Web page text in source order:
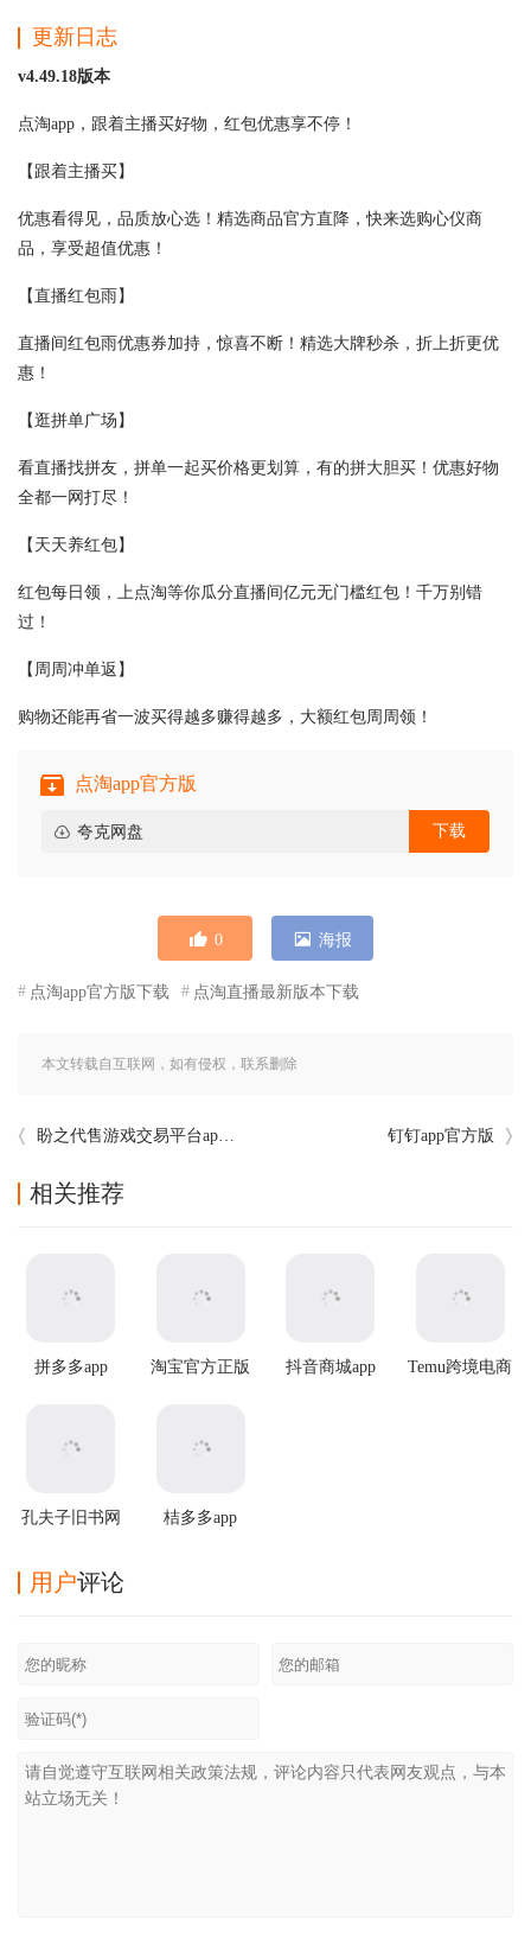
更新日志
v4.49.18版本
点淘app，跟着主播买好物，红包优惠享不停！
【跟着主播买】
优惠看得见，品质放心选！精选商品官方直降，快来选购心仪商
品，享受超值优惠！
【直播红包雨】
直播间红包雨优惠券加持，惊喜不断！精选大牌秒杀，折上折更优
惠！
【逛拼单广场】
看直播找拼友，拼单一起买价格更划算，有的拼大胆买！优惠好物
全都一网打尽！
【天天养红包】
红包每日领，上点淘等你瓜分直播间亿元无门槛红包！千万别错
过！
【周周冲单返】
购物还能再省一波买得越多赚得越多，大额红包周周领！
点淘app官方版
夸克网盘 下载
0 海报
点淘app官方版下载 点淘直播最新版本下载
本文转载自互联网，如有侵权，联系删除
盼之代售游戏交易平台app v5.1.5 钉钉app官方版
相关推荐
拼多多app 淘宝官方正版 抖音商城app
Temu跨境电商
孔夫子旧书网
桔多多app
用户评论